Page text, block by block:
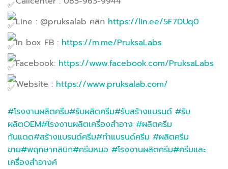
Line : @pruksalab คลิก https://lin.ee/5F7DUq0
In box FB : https://m.me/PruksaLabs
Facebook: https://www.facebook.com/PruksaLabs
Website : https://www.pruksalab.com/
#โรงงานผลิตครีม#รับผลิตครีม#รับสร้างแบรนด์ #รับ
ผลิตOEM#โรงงานผลิตเครื่องสำอาง #ผลิตครีม
กันแดด#สร้างแบรนด์ครีม#ทำแบรนด์ครีม #ผลิตครีม
ขาย#พฤกษาคลินิก#ครีมหมอ #โรงงานผลิตครีม#ครีมและ
เครื่องสำอางค์